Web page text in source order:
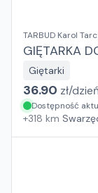
TARBUD Karol
GIĘTARKA
Giętarki
36.90 zł/
Dostępność
+318 km